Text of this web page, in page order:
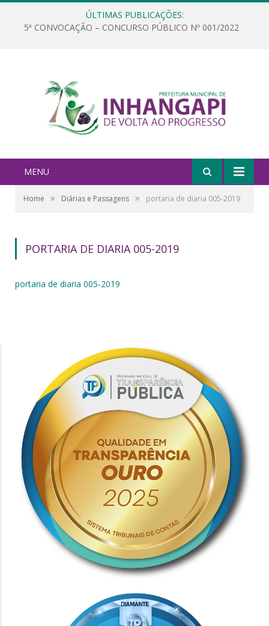
ÚLTIMAS PUBLICAÇÕES:
5ª CONVOCAÇÃO – CONCURSO PÚBLICO Nº 001/2022
MENU
Home » Diárias e Passagens » portaria de diaria 005-2019
PORTARIA DE DIARIA 005-2019
portaria de diaria 005-2019